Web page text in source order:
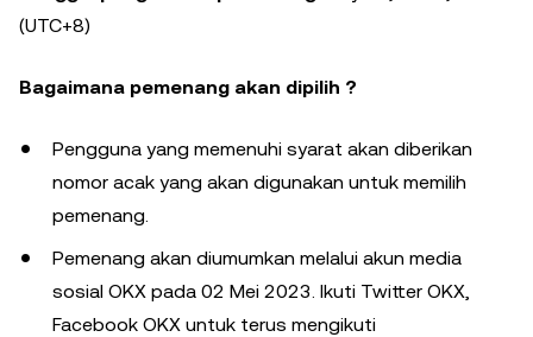
(UTC+8)
Bagaimana pemenang akan dipilih ?
Pengguna yang memenuhi syarat akan diberikan
nomor acak yang akan digunakan untuk memilih
pemenang.
Pemenang akan diumumkan melalui akun media
sosial OKX pada 02 Mei 2023. Ikuti Twitter OKX,
Facebook OKX untuk terus mengikuti